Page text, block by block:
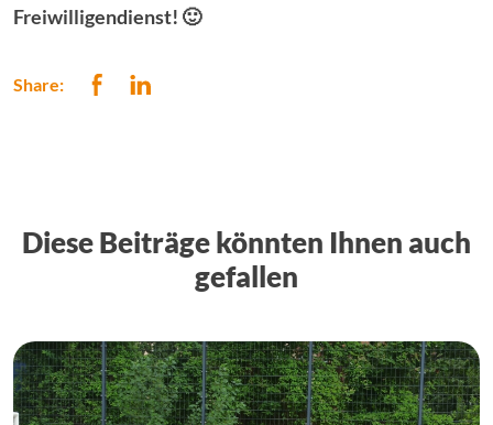
Freiwilligendienst! 🙂
Share:
Diese Beiträge könnten Ihnen auch
gefallen